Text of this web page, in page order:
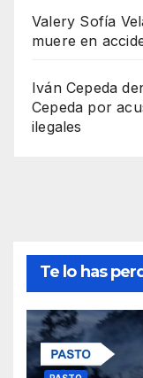
Valery Sofía
muere en
Iván Cepeda
Cepeda por
ilegales
Te lo has